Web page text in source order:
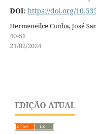
DOI: https://doi.org/
Hermeneilce Cunha, José
40-51
21/02/2024
EDIÇÃO ATUAL